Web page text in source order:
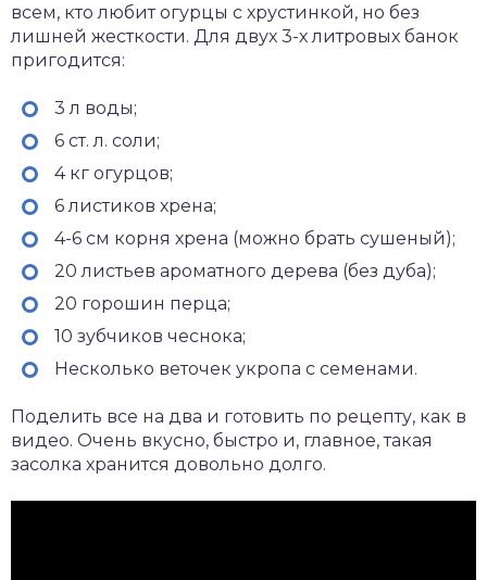
всем, кто любит огурцы с хрустинкой, но без
лишней жесткости. Для двух 3-х литровых банок
пригодится:
3 л воды;
6 ст. л. соли;
4 кг огурцов;
6 листиков хрена;
4-6 см корня хрена (можно брать сушеный);
20 листьев ароматного дерева (без дуба);
20 горошин перца;
10 зубчиков чеснока;
Несколько веточек укропа с семенами.
Поделить все на два и готовить по рецепту, как в
видео. Очень вкусно, быстро и, главное, такая
засолка хранится довольно долго.